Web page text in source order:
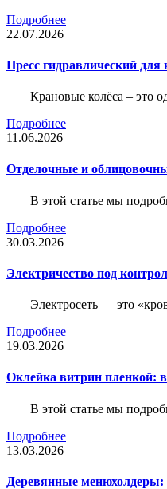
Подробнее
22.07.2026
Пресс гидравлический
Крановые колёса – это
Подробнее
11.06.2026
Отделочные и
В этой статье мы
Подробнее
30.03.2026
Электричество под
Электросеть — это
Подробнее
19.03.2026
Оклейка витрин пленкой:
В этой статье мы
Подробнее
13.03.2026
Деревянные менюхолдеры: